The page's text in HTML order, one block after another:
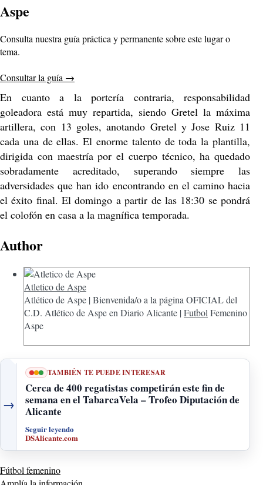
Aspe
Consulta nuestra guía práctica y permanente sobre este lugar o
tema.
Consultar la guía →
En cuanto a la portería contraria, responsabilidad
goleadora está muy repartida, siendo Gretel la máxima
artillera, con 13 goles, anotando Gretel y Jose Ruiz 11
cada una de ellas. El enorme talento de toda la plantilla,
dirigida con maestría por el cuerpo técnico, ha quedado
sobradamente acreditado, superando siempre las
adversidades que han ido encontrando en el camino hacia
el éxito final. El domingo a partir de las 18:30 se pondrá
el colofón en casa a la magnífica temporada.
Author
Atletico de Aspe
Atlético de Aspe | Bienvenida/o a la página OFICIAL del
C.D. Atlético de Aspe en Diario Alicante |Futbol Femenino
Aspe
→
TAMBIÉN TE PUEDE INTERESAR
Cerca de 400 regatistas competirán este fin de
semana en el TabarcaVela – Trofeo Diputación de
Alicante
Seguir leyendo
DSAlicante.com
Fútbol femenino